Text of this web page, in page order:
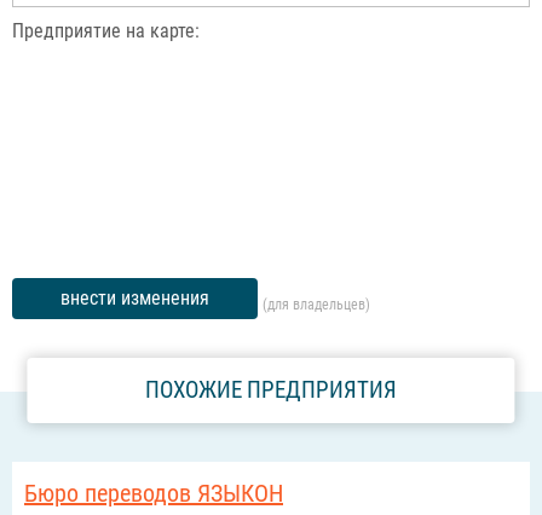
Предприятие на карте:
внести изменения (для владельцев)
ПОХОЖИЕ ПРЕДПРИЯТИЯ
Бюро переводов ЯЗЫКОН